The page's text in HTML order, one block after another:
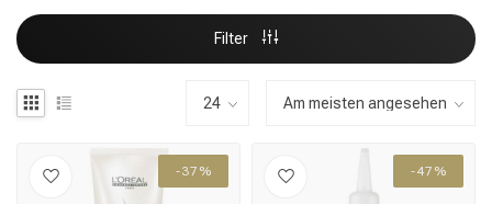
Filter
-37% -47%